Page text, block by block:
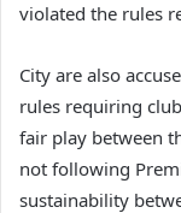
violated the rules
City are also
rules requiring
fair play between
not following
sustainability